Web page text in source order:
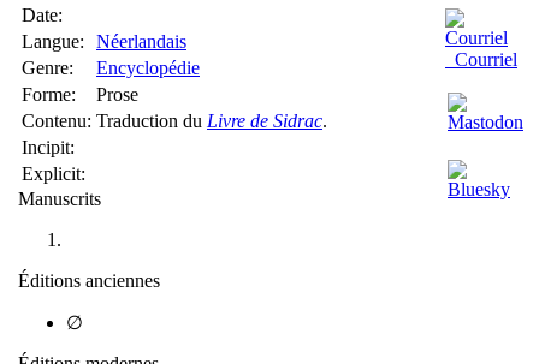
Date:
Langue:
Néerlandais
Genre:
Encyclopédie
Forme:
Prose
Contenu: Traduction du Livre de Sidrac.
Incipit:
Explicit:
Manuscrits
Éditions anciennes
∅
Courriel